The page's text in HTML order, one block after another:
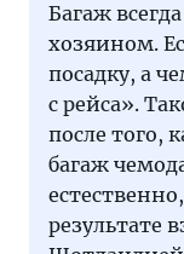
Багаж
хозяином.
посадку, а
с рейса».
после того,
багаж
результате